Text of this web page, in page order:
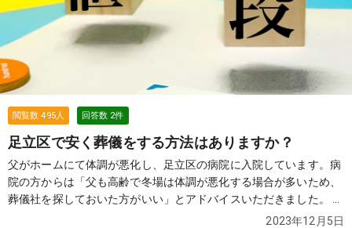
か気になっています。例えば、葬儀社によってプランの内容が異な
るため、葬儀費用の幅も広いのではないかと思います。 そこで、世
間一般で「家族葬」と呼ばれるものの平均的な費用相場がどれくら
いなのか知りたいです。基本的な葬儀費用に加え、お布施やお料
理、返礼品なども含めると総額はどのくらいになるのか、実際に家
族葬を経験された方がいれば、参考までに教えていただけると助か
ります。続きを見る
閲覧数495人 回答数 2件
足立区で安く葬儀をする方法はありますか？
父がホームにて体調が悪化し、足立区の病院に入院しています。病
院の方からは「父も高齢で冬場は体調が悪化する場合が多いため、
葬儀社を探しておいた方がいい」とアドバイスいただきました。 お
恥ずかしい話、葬儀費用を捻出するのが難しい状況で、できるだけ
2023年12月5日